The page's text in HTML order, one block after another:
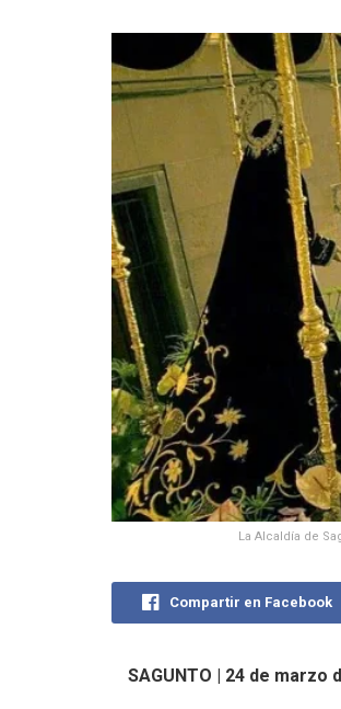
La Alcaldía de
Compartir en Facebook
SAGUNTO | 24 de marzo